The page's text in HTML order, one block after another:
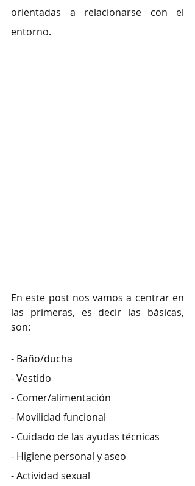
orientadas a relacionarse con el
entorno.
En este post nos vamos a centrar en
las primeras, es decir las básicas,
son:
- Baño/ducha
- Vestido
- Comer/alimentación
- Movilidad funcional
- Cuidado de las ayudas técnicas
- Higiene personal y aseo
- Actividad sexual